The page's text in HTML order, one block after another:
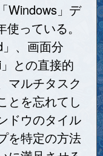
Windows」デ
っている。
、画面分
との直接的
マルチタスク
とを忘れてし
ドウのタイル
を特定の方法